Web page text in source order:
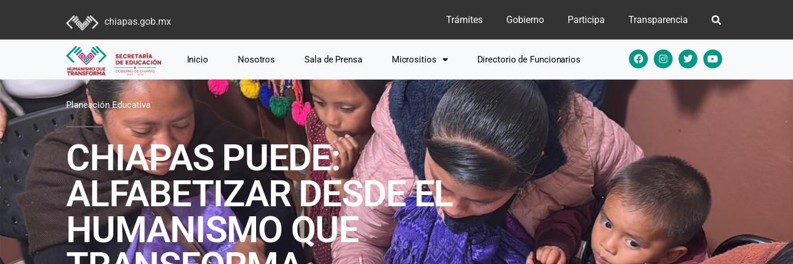
chiapas.gob.mx Trámites Gobierno Participa Transparencia
Inicio Nosotros Sala de Prensa Micrositios Directorio de Funcionarios
Planeación Educativa
CHIAPAS PUEDE:
ALFABETIZAR DESDE EL
HUMANISMO QUE